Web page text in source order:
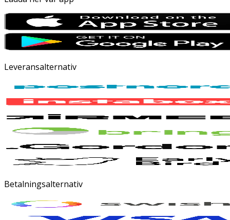
Leveransalternativ
Betalningsalternativ